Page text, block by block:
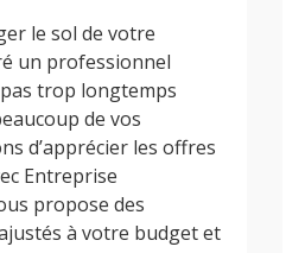
le sol de votre
un professionnel
trop longtemps
de vos
d’apprécier les offres
Entreprise
propose des
à votre budget et